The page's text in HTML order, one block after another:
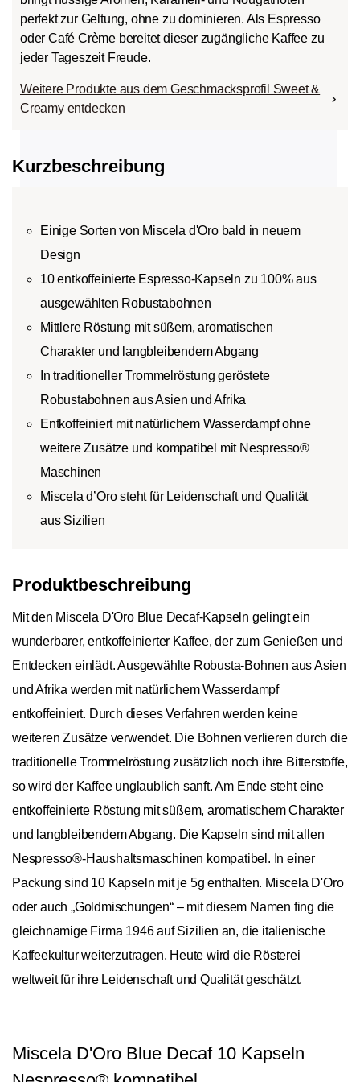
perfekt zur Geltung, ohne zu dominieren. Als Espresso
oder Café Crème bereitet dieser zugängliche Kaffee zu
jeder Tageszeit Freude.
Weitere Produkte aus dem Geschmacksprofil Sweet &
Creamy entdecken
Kurzbeschreibung
Einige Sorten von Miscela d'Oro bald in neuem
Design
10 entkoffeinierte Espresso-Kapseln zu 100% aus
ausgewählten Robustabohnen
Mittlere Röstung mit süßem, aromatischen
Charakter und langbleibendem Abgang
In traditioneller Trommelröstung geröstete
Robustabohnen aus Asien und Afrika
Entkoffeiniert mit natürlichem Wasserdampf ohne
weitere Zusätze und kompatibel mit Nespresso®
Maschinen
Miscela d’Oro steht für Leidenschaft und Qualität
aus Sizilien
Produktbeschreibung
Mit den Miscela D'Oro Blue Decaf-Kapseln gelingt ein
wunderbarer, entkoffeinierter Kaffee, der zum Genießen und
Entdecken einlädt. Ausgewählte Robusta-Bohnen aus Asien
und Afrika werden mit natürlichem Wasserdampf
entkoffeiniert. Durch dieses Verfahren werden keine
weiteren Zusätze verwendet. Die Bohnen verlieren durch die
traditionelle Trommelröstung zusätzlich noch ihre Bitterstoffe,
so wird der Kaffee unglaublich sanft. Am Ende steht eine
entkoffeinierte Röstung mit süßem, aromatischem Charakter
und langbleibendem Abgang. Die Kapseln sind mit allen
Nespresso®-Haushaltsmaschinen kompatibel. In einer
Packung sind 10 Kapseln mit je 5g enthalten. Miscela D'Oro
oder auch „Goldmischungen“ – mit diesem Namen fing die
gleichnamige Firma 1946 auf Sizilien an, die italienische
Kaffeekultur weiterzutragen. Heute wird die Rösterei
weltweit für ihre Leidenschaft und Qualität geschätzt.
Miscela D'Oro Blue Decaf 10 Kapseln